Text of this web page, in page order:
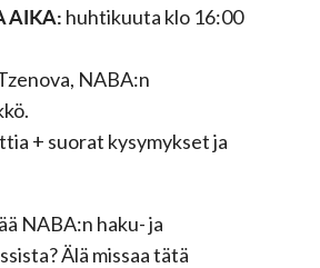
AIKA: huhtikuuta klo 16:00
NABA:n
+ suorat kysymykset ja
NABA:n haku- ja
Älä missaa tätä